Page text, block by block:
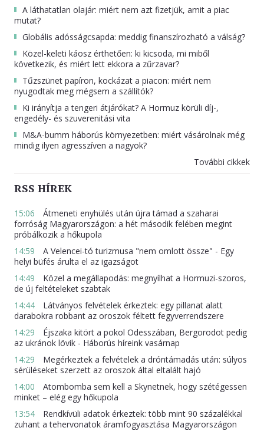
A láthatatlan olajár: miért nem azt fizetjük, amit a piac
mutat?
Globális adósságcsapda: meddig finanszírozható a válság?
Közel-keleti káosz érthetően: ki kicsoda, mi miből
következik, és miért lett ekkora a zűrzavar?
Tűzszünet papíron, kockázat a piacon: miért nem
nyugodtak meg mégsem a szállítók?
Ki irányítja a tengeri átjárókat? A Hormuz körüli díj-,
engedély- és szuverenitási vita
M&A-bumm háborús környezetben: miért vásárolnak még
mindig ilyen agresszíven a nagyok?
További cikkek
RSS HÍREK
15:06
Átmeneti enyhülés után újra támad a szaharai
forróság Magyarországon: a hét második felében megint
próbálkozik a hőkupola
14:59
A Velencei-tó turizmusa "nem omlott össze" - Egy
helyi büfés árulta el az igazságot
14:49
Közel a megállapodás: megnyílhat a Hormuzi-szoros,
de új feltételeket szabtak
14:44
Látványos felvételek érkeztek: egy pillanat alatt
darabokra robbant az oroszok féltett fegyverrendszere
14:29
Éjszaka kitört a pokol Odesszában, Bergorodot pedig
az ukránok lövik - Háborús híreink vasárnap
14:29
Megérkeztek a felvételek a dróntámadás után: súlyos
sérüléseket szerzett az oroszok által eltalált hajó
14:00
Atombomba sem kell a Skynetnek, hogy szétégessen
minket – elég egy hőkupola
13:54
Rendkívüli adatok érkeztek: több mint 90 százalékkal
zuhant a tehervonatok áramfogyasztása Magyarországon